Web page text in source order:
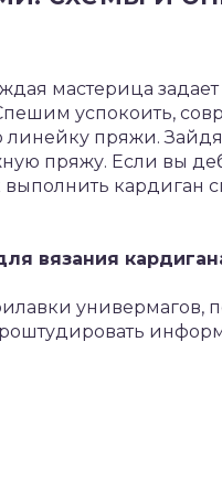
мастерица задает
успокоить,
пряжи.
пряжу. Если вы
кардиган
вязания
универмагов,